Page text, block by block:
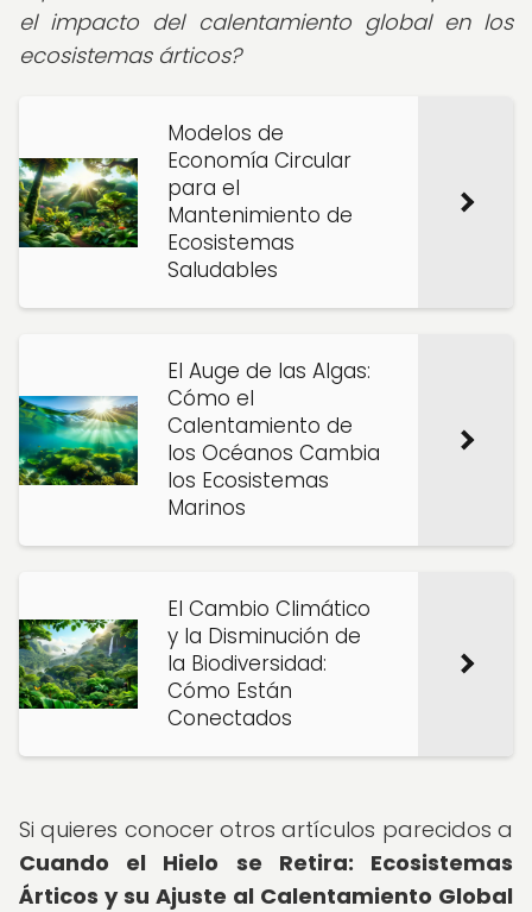
el impacto del calentamiento global en los
ecosistemas árticos?
Modelos de
Economía Circular
para el
Mantenimiento de
Ecosistemas
Saludables
El Auge de las Algas:
Cómo el
Calentamiento de
los Océanos Cambia
los Ecosistemas
Marinos
El Cambio Climático
y la Disminución de
la Biodiversidad:
Cómo Están
Conectados
Si quieres conocer otros artículos parecidos a
Cuando el Hielo se Retira: Ecosistemas
Árticos y su Ajuste al Calentamiento Global